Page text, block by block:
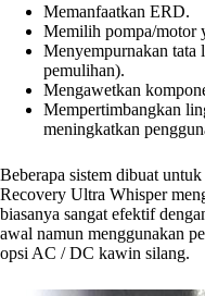
Memanfaatkan ERD.
Memilih pompa/motor
Menyempurnakan tata
pemulihan).
Mengawetkan
Mempertimbangkan
meningkatkan
Beberapa sistem dibuat
Recovery Ultra Whisper
biasanya sangat efektif
awal namun menggunakan
opsi AC / DC kawin silang.